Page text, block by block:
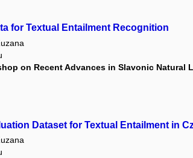
for Textual Entailment Recognition
on Recent Advances in Slavonic Natural
Dataset for Textual Entailment in